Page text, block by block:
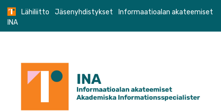
Skip
Lähiliitto Jäsenyhdistykset
Informaatioalan akateemiset
INA